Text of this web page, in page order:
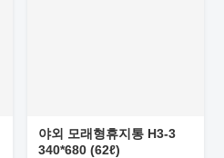
야외 모래형휴지통 H3-3
340*680 (62ℓ)